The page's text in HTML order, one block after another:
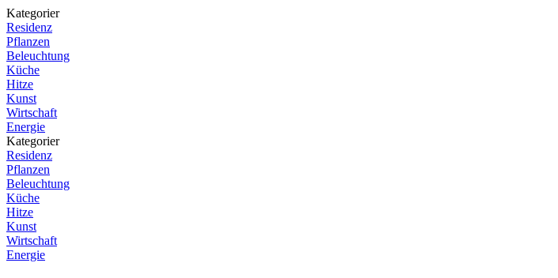
Kategorier
Residenz
Pflanzen
Beleuchtung
Küche
Hitze
Kunst
Wirtschaft
Energie
Kategorier
Residenz
Pflanzen
Beleuchtung
Küche
Hitze
Kunst
Wirtschaft
Energie